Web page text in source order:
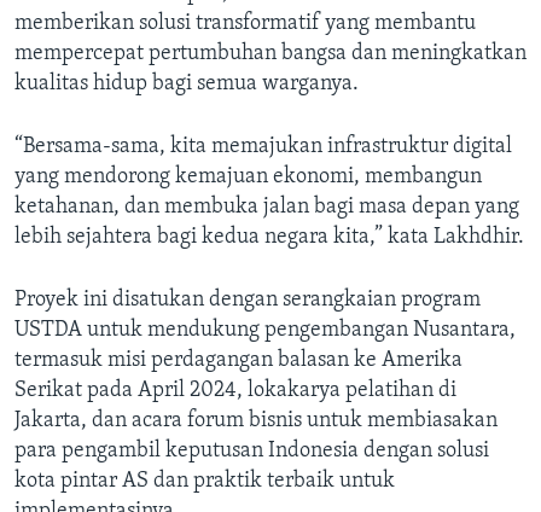
memberikan solusi transformatif yang membantu
mempercepat pertumbuhan bangsa dan meningkatkan
kualitas hidup bagi semua warganya.
“Bersama-sama, kita memajukan infrastruktur digital
yang mendorong kemajuan ekonomi, membangun
ketahanan, dan membuka jalan bagi masa depan yang
lebih sejahtera bagi kedua negara kita,” kata Lakhdhir.
Proyek ini disatukan dengan serangkaian program
USTDA untuk mendukung pengembangan Nusantara,
termasuk misi perdagangan balasan ke Amerika
Serikat pada April 2024, lokakarya pelatihan di
Jakarta, dan acara forum bisnis untuk membiasakan
para pengambil keputusan Indonesia dengan solusi
kota pintar AS dan praktik terbaik untuk